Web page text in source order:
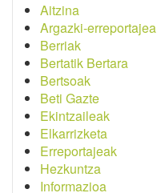
Aitzina
Argazki-erreportajea
Berriak
Bertatik Bertara
Bertsoak
Beti Gazte
Ekintzaileak
Elkarrizketa
Erreportajeak
Hezkuntza
Informazioa